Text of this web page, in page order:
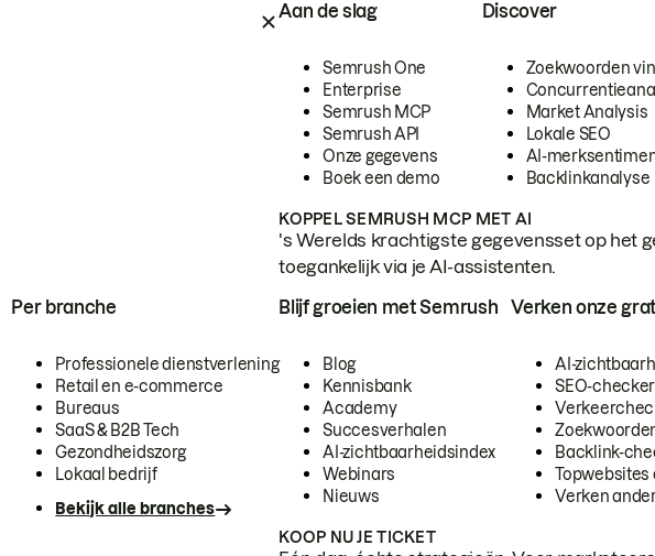
Aan de slag
Semrush One
Enterprise
Semrush MCP
Semrush API
Onze gegevens
Boek een demo
Discover
Zoekwoorden
Market Analysis
Lokale SEO
AI-
Backlinkanalyse
KOPPEL SEMRUSH MCP MET AI
's Werelds krachtigste gegevensset op het
toegankelijk via je AI-assistenten.
Per branche
Professionele dienstverlening
Retail en e-commerce
Bureaus
SaaS & B2B Tech
Gezondheidszorg
Lokaal bedrijf
Bekijk alle branches
Blijf groeien met Semrush
Blog
Kennisbank
Academy
Succesverhalen
AI-zichtbaarheidsindex
Webinars
Nieuws
Verken onze
AI-
SEO-checker
Backlink-
Topwebsites
Verken
KOOP NU JE TICKET